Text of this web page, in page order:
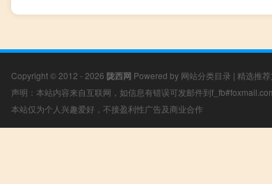
Copyright © 2012 - 2026 陇西网 Powered by 网站分类目录 | 精选推
声明：本站内容来自互联网，如信息有错误可发邮件到
本站仅为个人兴趣爱好，不接盈利性广告及商业合作